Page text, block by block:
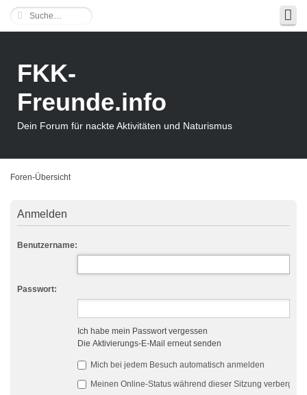
FKK-
Freunde.info
Dein Forum für nackte Aktivitäten und Naturismus
Foren-Übersicht
Anmelden
Benutzername:
Passwort:
Ich habe mein Passwort vergessen
Die Aktivierungs-E-Mail erneut senden
Mich bei jedem Besuch automatisch anmelden
Meinen Online-Status während dieser Sitzung verbergen